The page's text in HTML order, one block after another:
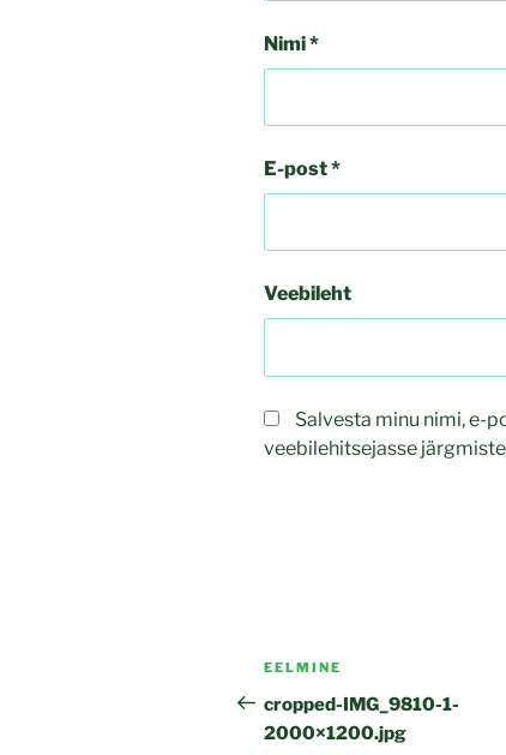
Nimi*
E-post*
Veebileht
Salvesta minu nimi, e-
veebilehitsejasse
Navigeerimine
Previous
Post
EELMINE
cropped-IMG_9810-1-
2000×1200.jpg